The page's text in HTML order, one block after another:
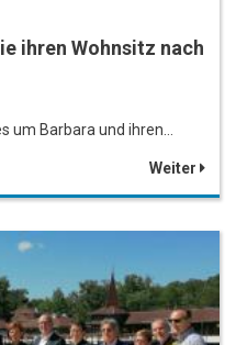
ihren Wohnsitz nach
um Barbara und ihren…
Weiter